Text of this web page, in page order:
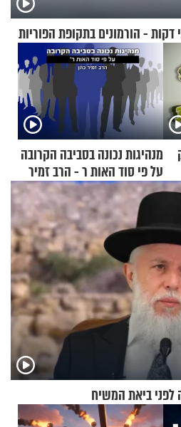
- הורמונים בתקופת הפוריות
מנהיגות נכונה בסביבה הקרובה
על פי סוד האות ר - הרב זמיר
כהן
לפני ביאת המשיח